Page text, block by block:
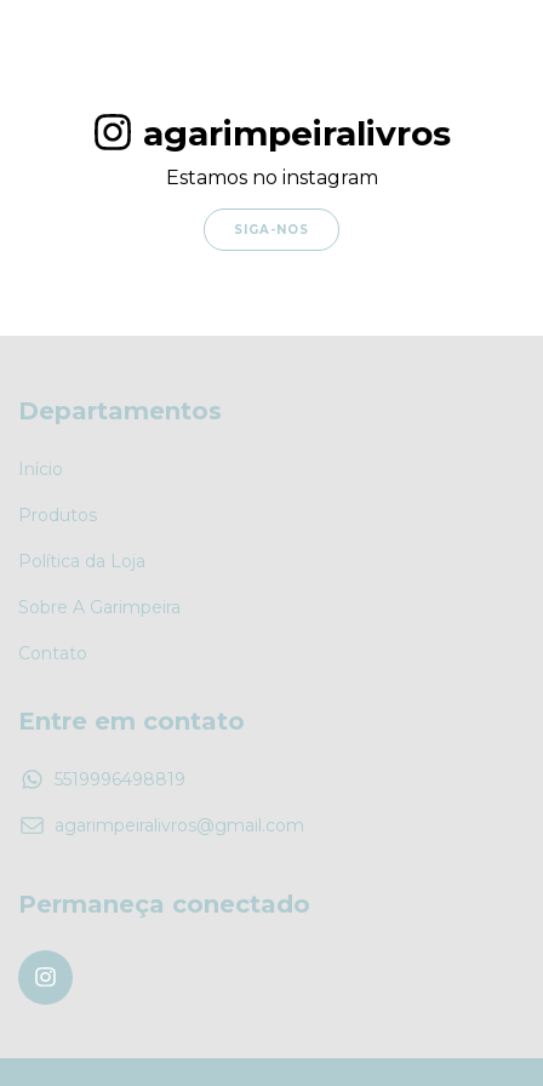
agarimpeiralivros
Estamos no instagram
SIGA-NOS
Departamentos
Início
Produtos
Política da Loja
Sobre A Garimpeira
Contato
Entre em contato
5519996498819
agarimpeiralivros@gmail.com
Permaneça conectado